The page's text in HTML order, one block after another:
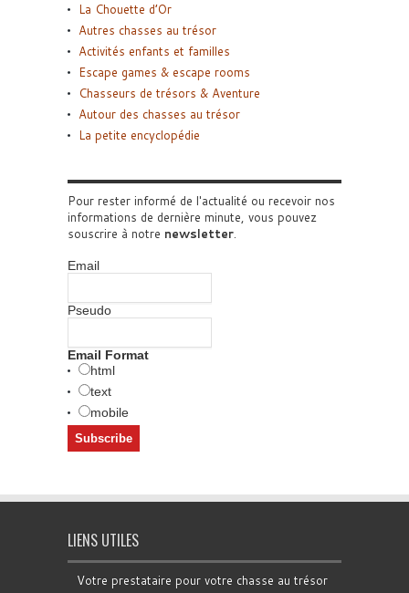
La Chouette d’Or
Autres chasses au trésor
Activités enfants et familles
Escape games & escape rooms
Chasseurs de trésors & Aventure
Autour des chasses au trésor
La petite encyclopédie
Pour rester informé de l'actualité ou recevoir nos
informations de dernière minute, vous pouvez
souscrire à notre newsletter.
Email
Pseudo
Email Format
html
text
mobile
LIENS UTILES
Votre prestataire pour votre chasse au trésor